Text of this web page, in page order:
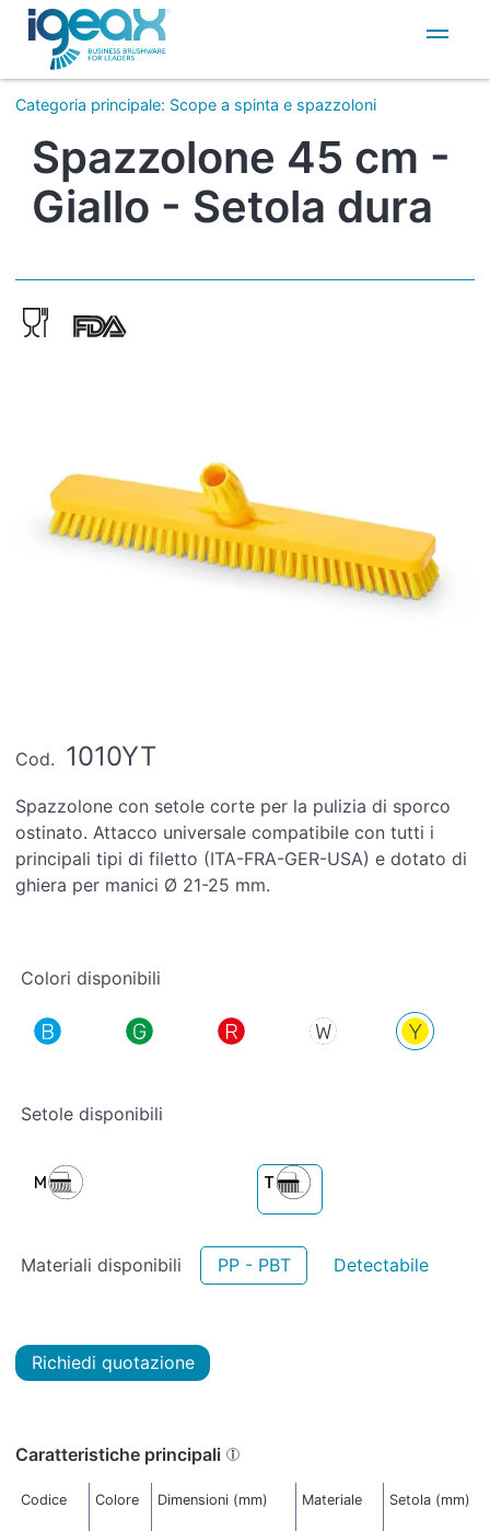
IT
EN
Categoria principale: Scope a spinta e spazzoloni
Spazzolone 45 cm -
Giallo - Setola dura
Cod. 1010YT
Spazzolone con setole corte per la pulizia di sporco
ostinato. Attacco universale compatibile con tutti i
principali tipi di filetto (ITA-FRA-GER-USA) e dotato di
ghiera per manici Ø 21-25 mm.
Colori disponibili
Setole disponibili
Materiali disponibili PP - PBT Detectabile
Richiedi quotazione
Caratteristiche principali
Codice Colore Dimensioni (mm) Materiale Setola (mm)